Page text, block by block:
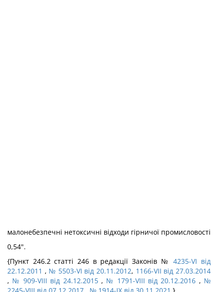
малонебезпечні нетоксичні відходи гірничої промисловості
0,54".
{Пункт 246.2 статті 246 в редакції Законів №4235-VI від
22.12.2011 , № 5503-VI від 20.11.2012, 1166-VII від 27.03.2014
, № 909-VIII від 24.12.2015, № 1791-VIII від 20.12.2016 , №